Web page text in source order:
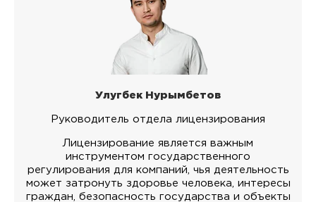
Улугбек Нурымбетов
Руководитель отдела лицензирования
Лицензирование является важным
инструментом государственного
регулирования для компаний, чья деятельность
может затронуть здоровье человека, интересы
граждан, безопасность государства и объекты